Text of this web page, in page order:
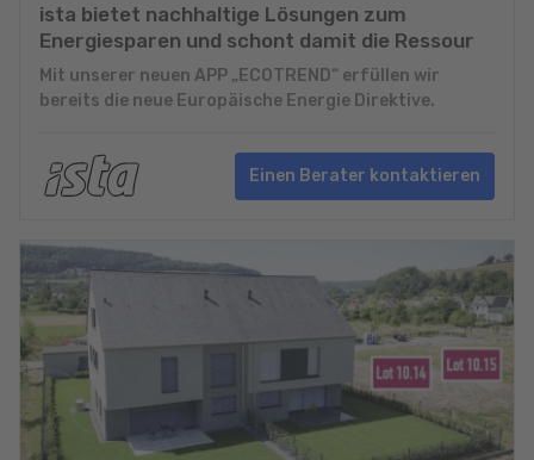
ista bietet nachhaltige Lösungen zum
Energiesparen und schont damit die Ressour
Mit unserer neuen APP „ECOTREND“ erfüllen wir
bereits die neue Europäische Energie Direktive.
Einen Berater kontaktieren